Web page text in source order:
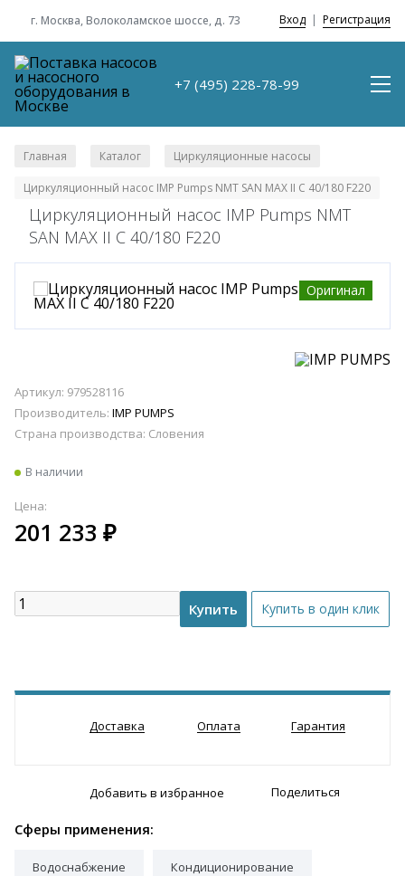
г. Москва, Волоколамское шоссе, д. 73 Вход | Регистрация
+7 (495) 228-78-99
Главная Каталог Циркуляционные насосы
Циркуляционный насос IMP Pumps NMT SAN MAX II C 40/180 F220
Циркуляционный насос IMP Pumps NMT
SAN MAX II C 40/180 F220
Оригинал
Артикул: 979528116
Производитель: IMP PUMPS
Страна производства: Словения
В наличии
Цена:
201 233 ₽
Доставка Оплата Гарантия
Добавить в избранное Поделиться
Сферы применения:
Водоснабжение Кондиционирование